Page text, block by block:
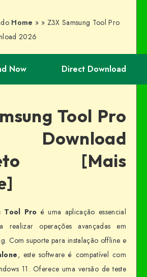
Home » » Z3X Samsung Tool Pro
2026
Now Direct Download
Tool Pro
Download
[Mais
Tool Pro é uma aplicação essencial
realizar operações avançadas em
Com suporte para instalação offline e
, este software é compatível com
11. Oferece uma versão de teste